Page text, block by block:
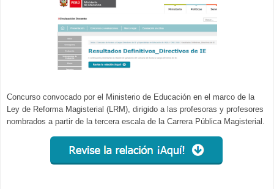
Concurso convocado por el Ministerio de Educación en el marco de la
Ley de Reforma Magisterial (LRM), dirigido a las profesoras y profesores
nombrados a partir de la tercera escala de la Carrera Pública Magisterial.